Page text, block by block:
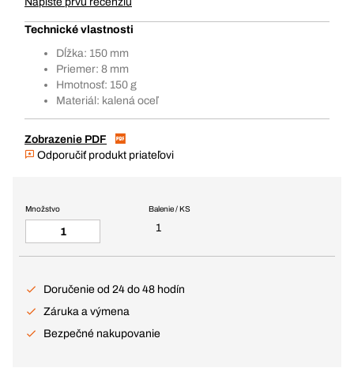
Technické vlastnosti
Dĺžka: 150 mm
Priemer: 8 mm
Hmotnosť: 150 g
Materiál: kalená oceľ
Zobrazenie PDF
Odporučiť produkt priateľovi
Balenie / KS
1
Množstvo
Doručenie od 24 do 48 hodín
Záruka a výmena
Bezpečné nakupovanie